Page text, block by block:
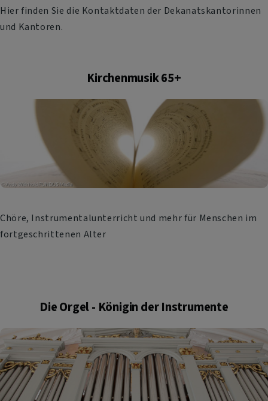
Hier finden Sie die Kontaktdaten der Dekanatskantorinnen
und Kantoren.
Kirchenmusik 65+
Chöre, Instrumentalunterricht und mehr für Menschen im
fortgeschrittenen Alter
Die Orgel - Königin der Instrumente